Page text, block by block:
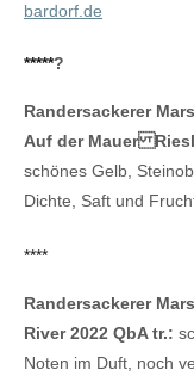
bardorf.de
*****?
Randersackerer
Auf der Mauer
schönes Gelb,
Dichte, Saft und
****
Randersackerer
River 2022 QbA tr.:
Noten im Duft, noch